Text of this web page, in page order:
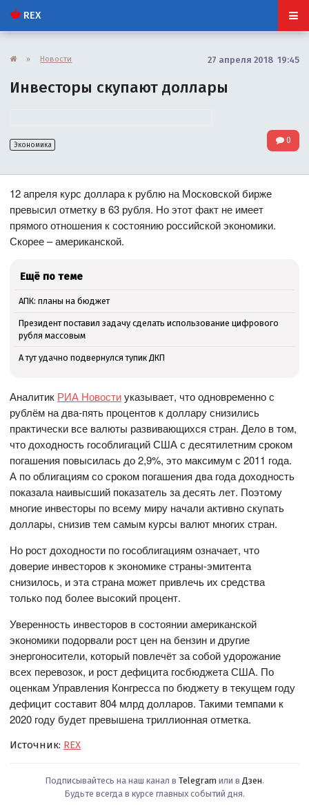
REX
» Новости 27 апреля 2018 19:45
Инвесторы скупают доллары
Экономика 0
12 апреля курс доллара к рублю на Московской бирже
превысил отметку в 63 рубля. Но этот факт не имеет
прямого отношения к состоянию российской экономики.
Скорее – американской.
Ещё по теме
АПК: планы на бюджет
Президент поставил задачу сделать использование цифрового
рубля массовым
А тут удачно подвернулся тупик ДКП
Аналитик РИА Новостиуказывает, что одновременно с
рублём на два-пять процентов к доллару снизились
практически все валюты развивающихся стран. Дело в том,
что доходность гособлигаций США с десятилетним сроком
погашения повысилась до 2,9%, это максимум с 2011 года.
А по облигациям со сроком погашения два года доходность
показала наивысший показатель за десять лет. Поэтому
многие инвесторы по всему миру начали активно скупать
доллары, снизив тем самым курсы валют многих стран.
Но рост доходности по гособлигациям означает, что
доверие инвесторов к экономике страны-эмитента
снизилось, и эта страна может привлечь их средства
только под более высокий процент.
Уверенность инвесторов в состоянии американской
экономики подорвали рост цен на бензин и другие
энергоносители, который повлечёт за собой удорожание
всех перевозок, и рост дефицита госбюджета США. По
оценкам Управления Конгресса по бюджету в текущем году
дефицит составит 804 млрд долларов. Такими темпами к
2020 году будет превышена триллионная отметка.
Источник: REX
Подписывайтесь на наш канал в Telegram или в Дзен.
Будьте всегда в курсе главных событий дня.